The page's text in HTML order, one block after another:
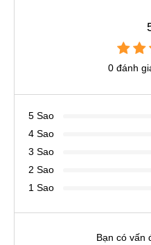
0 đánh
5 Sao
4 Sao
3 Sao
2 Sao
1 Sao
Bạn có vấn